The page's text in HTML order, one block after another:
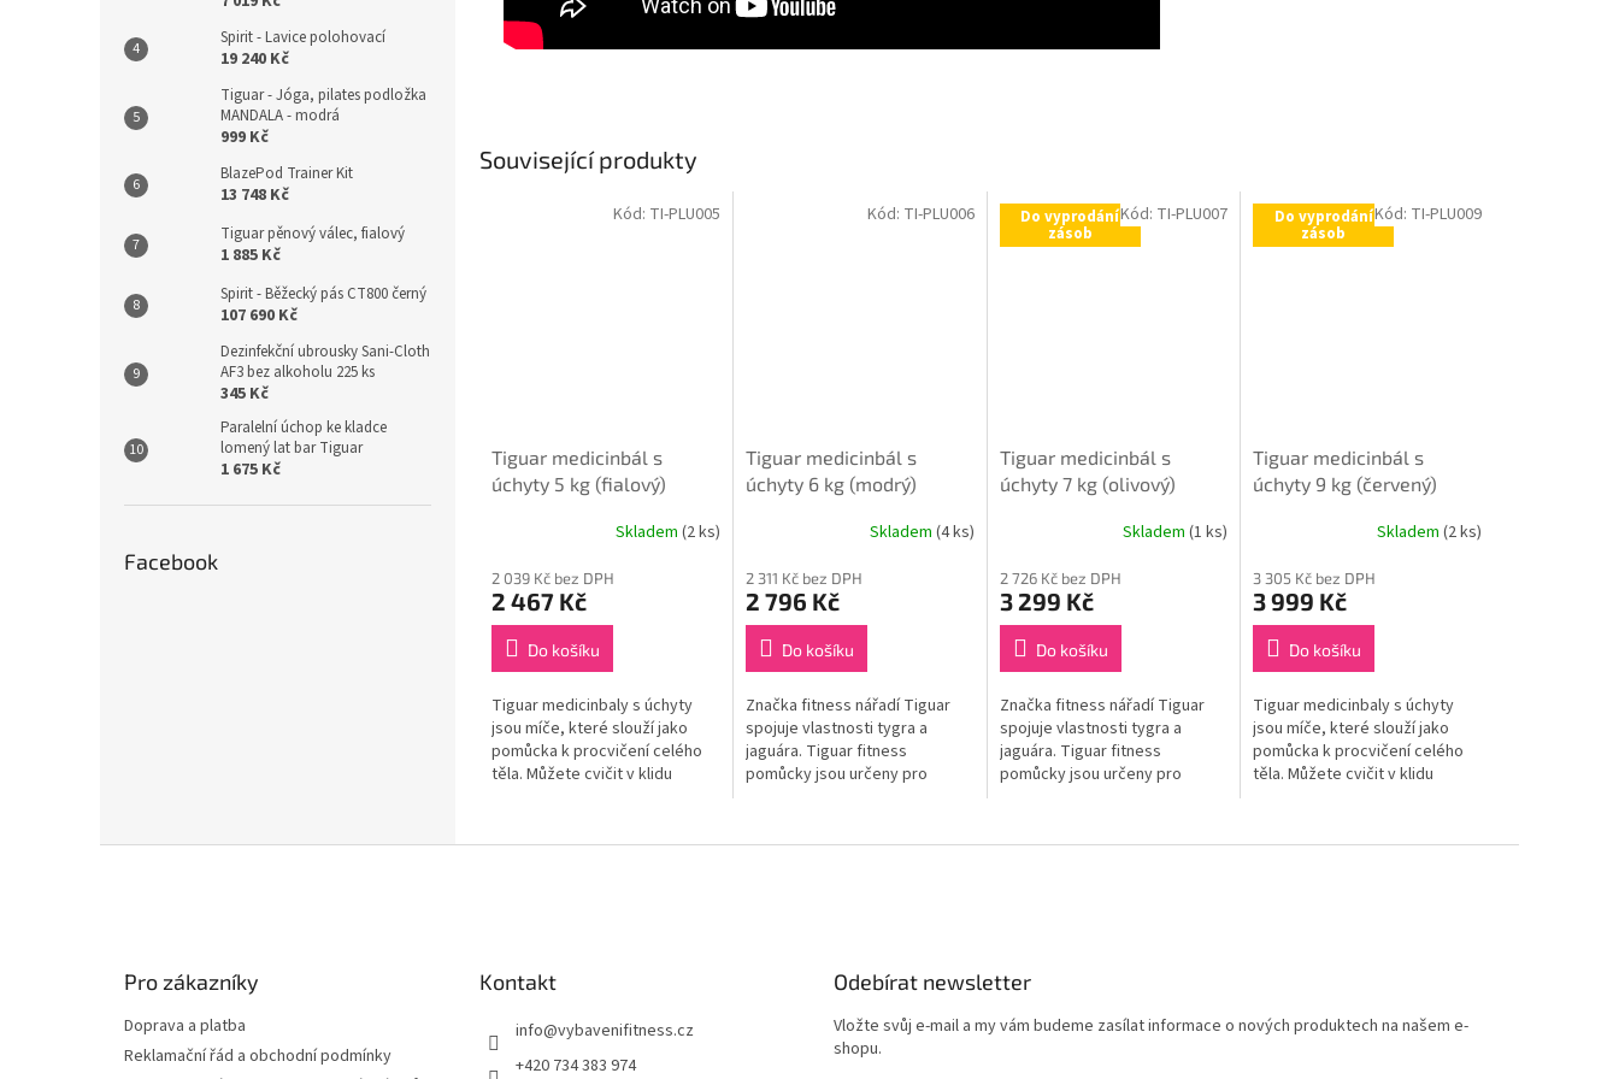
Spirit - Lavice polohovací
19 240 Kč
Tiguar - Jóga, pilates podložka
MANDALA - modrá
999 Kč
BlazePod Trainer Kit
13 748 Kč
Tiguar pěnový válec, fialový
1 885 Kč
Spirit - Běžecký pás CT800 černý
107 690 Kč
Dezinfekční ubrousky Sani-Cloth
AF3 bez alkoholu 225 ks
345 Kč
Paralelní úchop ke kladce
lomený lat bar Tiguar
1 675 Kč
Facebook
Související produkty
Tiguar medicinbál s
úchyty 5 kg (fialový)
Skladem (2 ks)
2 039 Kč bez DPH
2 467 Kč
Do košíku
Tiguar medicinbaly s úchyty
jsou míče, které slouží jako
pomůcka k procvičení celého
těla. Můžete cvičit v klidu
Kód: TI-PLU005
Tiguar medicinbál s
úchyty 6 kg (modrý)
Skladem (4 ks)
2 311 Kč bez DPH
2 796 Kč
Do košíku
Značka fitness nářadí Tiguar
spojuje vlastnosti tygra a
jaguára. Tiguar fitness
pomůcky jsou určeny pro
trénink. Medicinbal...
Kód: TI-PLU006 Do vyprodání
zásob
Tiguar medicinbál s
úchyty 7 kg (olivový)
Skladem(1 ks)
2 726 Kč bez DPH
3 299 Kč
Do košíku
Značka fitness nářadí Tiguar
spojuje vlastnosti tygra a
jaguára. Tiguar fitness
pomůcky jsou určeny pro
trénink. Medicinbal...
Kód: TI-PLU007 Do vyprodání
zásob
Tiguar medicinbál s
úchyty 9 kg (červený)
Skladem (2 ks)
3 305 Kč bez DPH
3 999 Kč
Do košíku
Tiguar medicinbaly s úchyty
jsou míče, které slouží jako
pomůcka k procvičení celého
těla. Můžete cvičit v klidu
Kód: TI-PLU009
Pro zákazníky
Doprava a platba
Reklamační řád a obchodní podmínky
Kontakt
info@vybavenifitness.cz
+420 734 383 974
Odebírat newsletter
Vložte svůj e-mail a my vám budeme zasílat informace o nových produktech na našem e-
shopu.